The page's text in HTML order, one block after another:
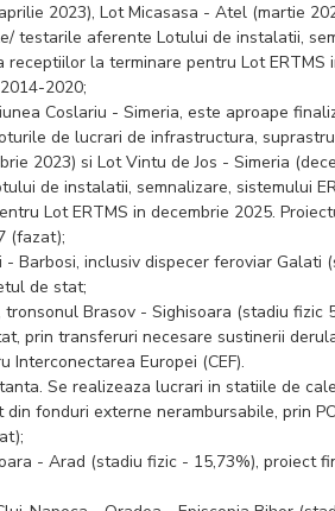
2023), Lot Micasasa - Atel (martie
testarile aferente Lotului de instalatii,
la terminare pentru Lot ERTMS
2020;
Coslariu - Simeria, este aproape
de lucrari de infrastructura,
2023) si Lot Vintu de Jos - Simeria
de instalatii, semnalizare, sistemului
Lot ERTMS in decembrie 2025.
(fazat);
Barbosi, inclusiv dispecer feroviar Galati
de stat;
Brasov - Sighisoara (stadiu fizic
prin transferuri necesare sustinerii
Europei (CEF).
Se realizeaza lucrari in statiile de
fonduri externe nerambursabile, prin
- Arad (stadiu fizic - 15,73%), proiect